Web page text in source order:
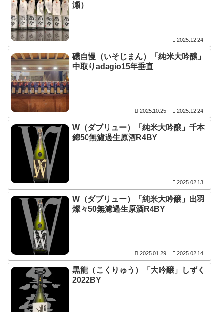
瀬）
2025.12.24
磯自慢（いそじまん）「純米大吟醸」
中取りadagio15年垂直
2025.10.25 2025.12.24
W（ダブリュー）「純米大吟醸」千本
錦50無濾過生原酒R4BY
2025.02.13
W（ダブリュー）「純米大吟醸」出羽
燦々50無濾過生原酒R4BY
2025.01.29 2025.02.14
黒龍（こくりゅう）「大吟醸」しずく
2022BY